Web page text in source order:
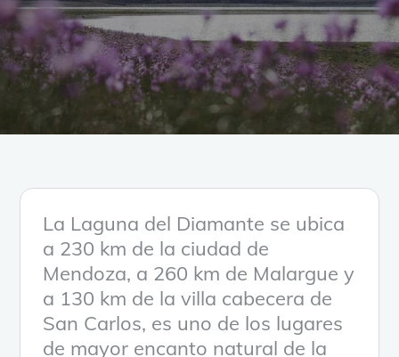
La Laguna del Diamante se ubica
a 230 km de la ciudad de
Mendoza, a 260 km de Malargue y
a 130 km de la villa cabecera de
San Carlos, es uno de los lugares
de mayor encanto natural de la